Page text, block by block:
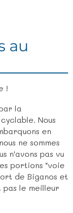
au
!
la
Nous
en
ne sommes
n'avons pas vu
portions "voie
de Biganos et
le meilleur